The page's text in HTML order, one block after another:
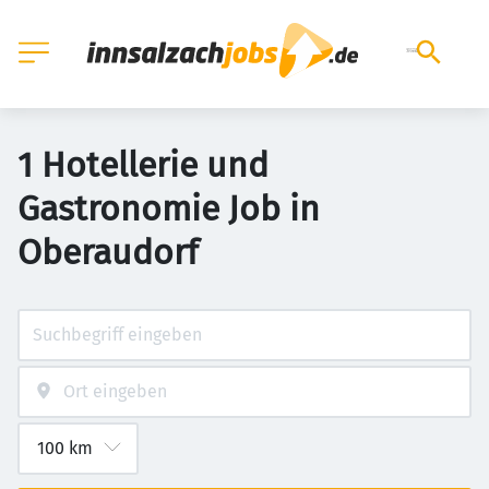
1 Hotellerie und
Gastronomie Job in
Oberaudorf